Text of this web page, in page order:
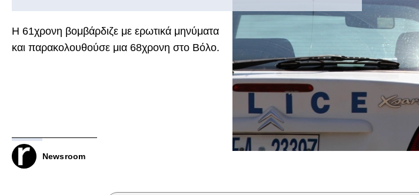
Η 61χρονη βομβάρδιζε με ερωτικά μηνύματα
και παρακολουθούσε μια 68χρονη στο Βόλο.
Newsroom